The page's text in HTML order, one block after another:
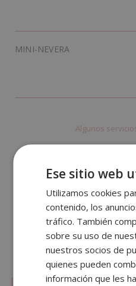
MINI-NEVERA
Algunos
Ese sitio web
Utilizamos cookies
contenido, los
tráfico. También
sobre su uso de
nuestros socios de
quienes pueden
información que les